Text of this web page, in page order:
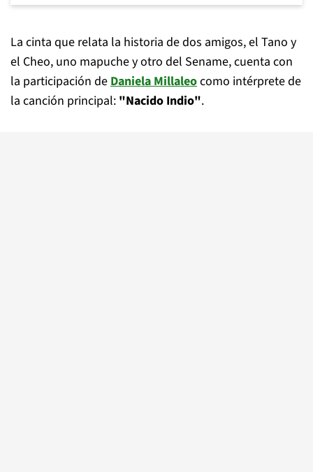
La cinta que relata la historia de dos amigos, el Tano y
el Cheo, uno mapuche y otro del Sename, cuenta con
la participación deDaniela Millaleocomo intérprete de
la canción principal: "Nacido Indio".